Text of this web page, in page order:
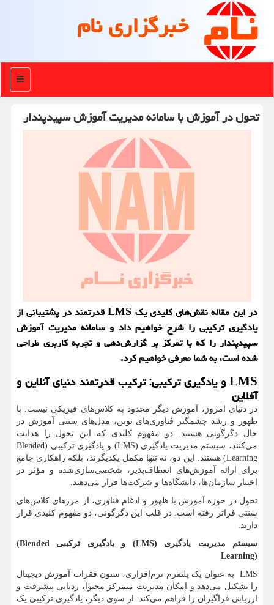
خبرگزاری نام
منو
تحول در آموزش با سامانه مدیریت آموزش سپیدپندار
در این مقاله نقش‌های کلیدی یک LMS قدرتمند در پشتیبانی از
یادگیری ترکیبی را شرح خواهیم داد و سامانه مدیریت آموزش
سپیدپندار را که با تمرکز بر گزارش‌دهی و تجربه کاربری طراحی
شده است، به شما معرفی خواهیم کرد.
LMSو یادگیری ترکیبی: ترکیب قدرتمند دنیای آنلاین و
آفلاین
در دنیای امروز، آموزش دیگر محدود به کلاس‌های فیزیکی نیست. با
ظهور و رشد چشمگیر فناوری‌های نوین، مدل‌های سنتی آموزش در
حال دگرگونی هستند. دو مفهوم کلیدی که این تحول را هدایت
می‌کنند، سیستم مدیریت یادگیری (LMS) و یادگیری ترکیبی (Blended
Learning) هستند. این دو، نه تنها مکمل یکدیگرند، بلکه راهکاری جامع
برای ارائه آموزش‌های انعطاف‌پذیر، شخصی‌سازی‌شده و مؤثر در
اختیار سازمان‌ها، دانشگاه‌ها و شرکت‌ها قرار می‌دهند.
تحول در حوزه آموزش با ظهور و ادغام فناوری، از مرزهای کلاس‌های
سنتی فراتر رفته است. در قلب این دگرگونی، دو مفهوم کلیدی قرار
دارند:
سیستم مدیریت یادگیری (LMS) و یادگیری ترکیبی (Blended
Learning)
LMS
به عنوان یک پلتفرم نرم‌افزاری، ستون فقرات آموزش دیجیتال
را تشکیل می‌دهد و امکان مدیریت متمرکز محتوا، ردیابی پیشرفت و
ارزیابی فراگیران را فراهم می‌کند. از سوی دیگر، یادگیری ترکیبی یک